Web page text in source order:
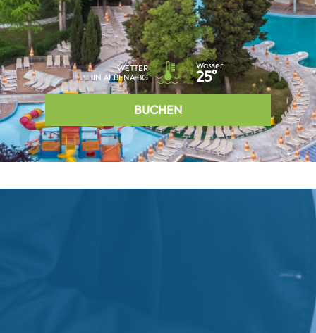
WETTER
IN ALBENA.BG
Wasser
25°
BUCHEN